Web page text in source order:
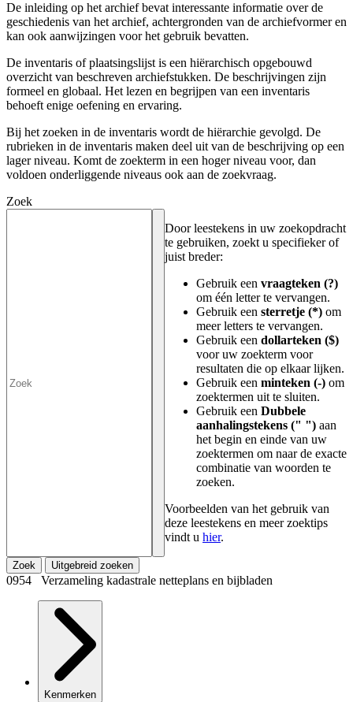
De inleiding op het archief bevat interessante informatie over de
geschiedenis van het archief, achtergronden van de archiefvormer en
kan ook aanwijzingen voor het gebruik bevatten.
De inventaris of plaatsingslijst is een hiërarchisch opgebouwd
overzicht van beschreven archiefstukken. De beschrijvingen zijn
formeel en globaal. Het lezen en begrijpen van een inventaris
behoeft enige oefening en ervaring.
Bij het zoeken in de inventaris wordt de hiërarchie gevolgd. De
rubrieken in de inventaris maken deel uit van de beschrijving op een
lager niveau. Komt de zoekterm in een hoger niveau voor, dan
voldoen onderliggende niveaus ook aan de zoekvraag.
Zoek
Door leestekens in uw zoekopdracht
te gebruiken, zoekt u specifieker of
juist breder:
Gebruik een vraagteken (?)
om één letter te vervangen.
Gebruik een sterretje (*) om
meer letters te vervangen.
Gebruik een dollarteken ($)
voor uw zoekterm voor
resultaten die op elkaar lijken.
Gebruik een minteken (-) om
zoektermen uit te sluiten.
Gebruik een Dubbele
aanhalingstekens (" ") aan
het begin en einde van uw
zoektermen om naar de exacte
combinatie van woorden te
zoeken.
Voorbeelden van het gebruik van
deze leestekens en meer zoektips
vindt u hier.
Zoek Uitgebreid zoeken
0954 Verzameling kadastrale netteplans en bijbladen
Kenmerken